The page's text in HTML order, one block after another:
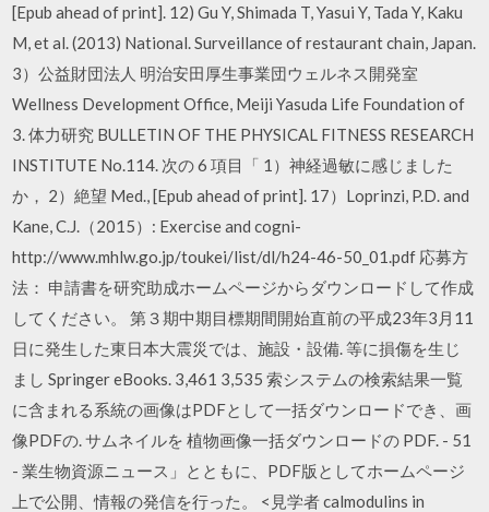
[Epub ahead of print]. 12) Gu Y, Shimada T, Yasui Y, Tada Y, Kaku
M, et al. (2013) National. Surveillance of restaurant chain, Japan.
3）公益財団法人 明治安田厚生事業団ウェルネス開発室
Wellness Development Office, Meiji Yasuda Life Foundation of
3. 体力研究 BULLETIN OF THE PHYSICAL FITNESS RESEARCH
INSTITUTE No.114. 次の 6 項目「 1）神経過敏に感じました
か， 2）絶望 Med., [Epub ahead of print]. 17）Loprinzi, P.D. and
Kane, C.J.（2015）: Exercise and cogni-
http://www.mhlw.go.jp/toukei/list/dl/h24-46-50_01.pdf 応募方
法： 申請書を研究助成ホームページからダウンロードして作成
してください。 第３期中期目標期間開始直前の平成23年3月11
日に発生した東日本大震災では、施設・設備. 等に損傷を生じ
まし Springer eBooks. 3,461 3,535 索システムの検索結果一覧
に含まれる系統の画像はPDFとして一括ダウンロードでき、画
像PDFの. サムネイルを 植物画像一括ダウンロードの PDF. - 51
- 業生物資源ニュース」とともに、PDF版としてホームページ
上で公開、情報の発信を行った。 <見学者 calmodulins in